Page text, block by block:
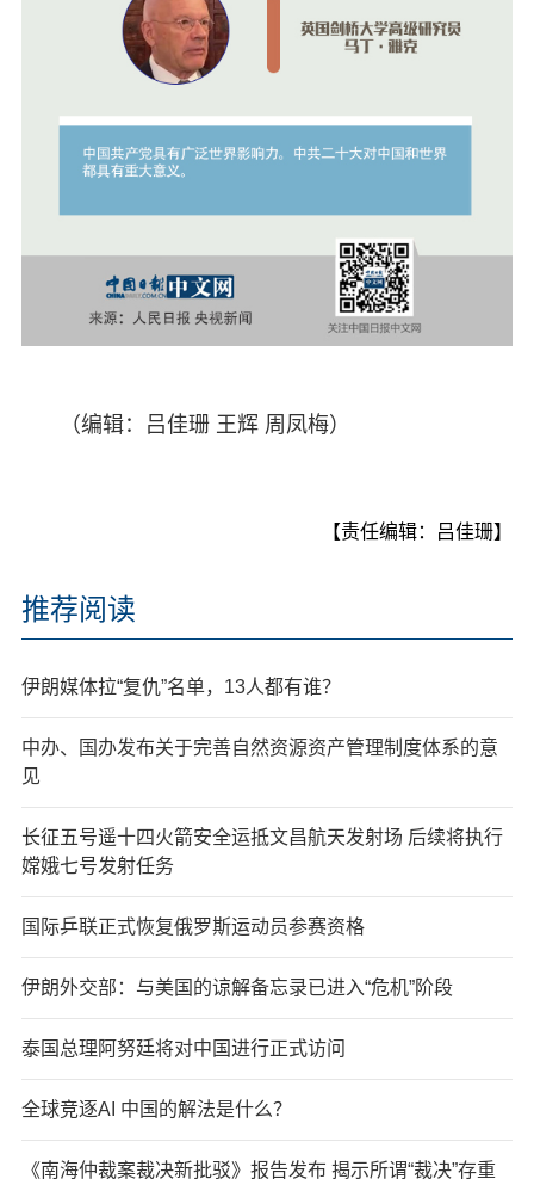
（编辑：吕佳珊 王辉 周凤梅）
【责任编辑：吕佳珊】
推荐阅读
伊朗媒体拉“复仇”名单，13人都有谁？
中办、国办发布关于完善自然资源资产管理制度体系的意
见
长征五号遥十四火箭安全运抵文昌航天发射场 后续将执行
嫦娥七号发射任务
国际乒联正式恢复俄罗斯运动员参赛资格
伊朗外交部：与美国的谅解备忘录已进入“危机”阶段
泰国总理阿努廷将对中国进行正式访问
全球竞逐AI 中国的解法是什么？
《南海仲裁案裁决新批驳》报告发布 揭示所谓“裁决”存重